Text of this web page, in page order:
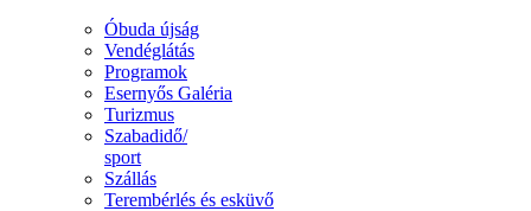
Óbuda újság
Vendéglátás
Programok
Esernyős Galéria
Turizmus
Szabadidő/
sport
Szállás
Terembérlés és esküvő